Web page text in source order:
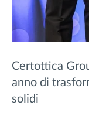
Certottica
anno di
solidi